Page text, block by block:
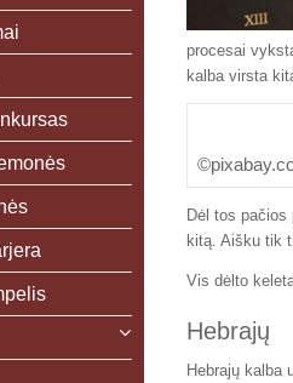
procesai
kalba virsta
Dėl tos
kitą. Aišku tik
Vis dėlto
Hebrajų
Hebrajų kalba